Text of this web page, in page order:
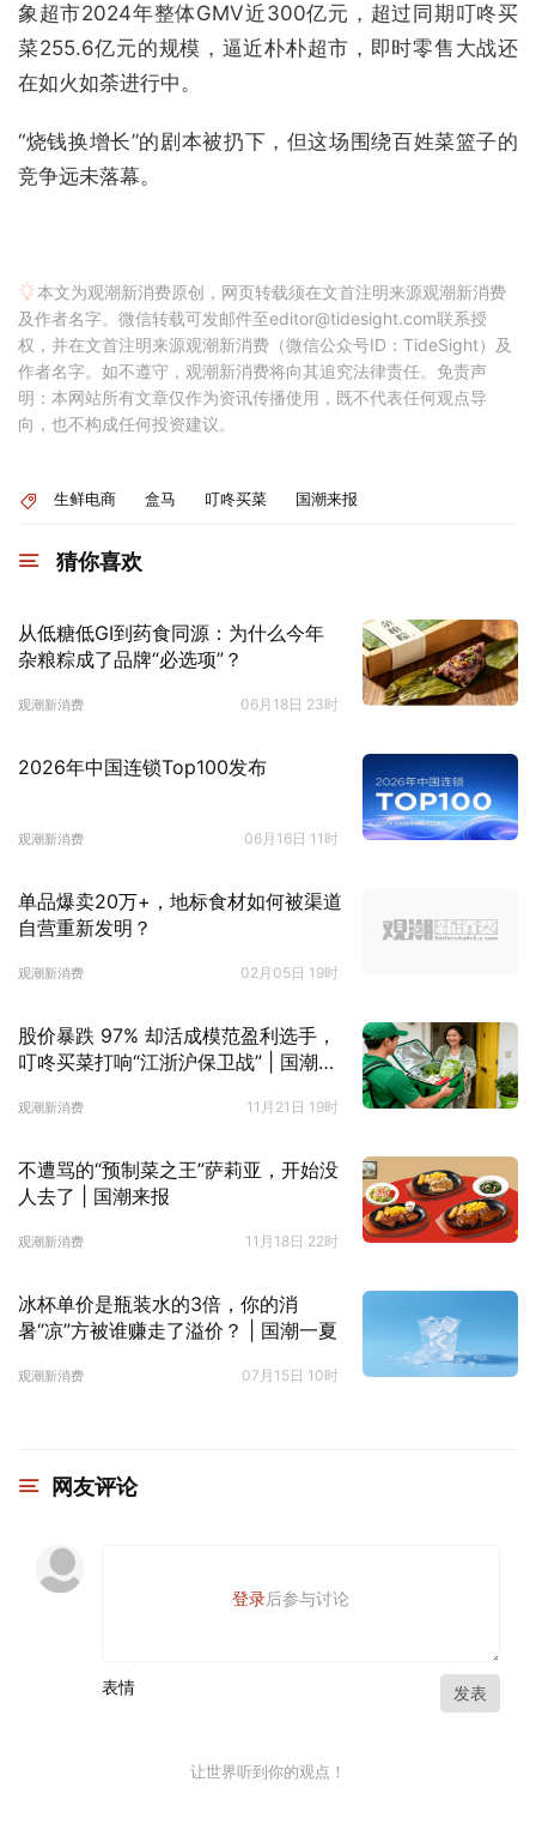
象超市2024年整体GMV近300亿元，超过同期叮咚买
菜255.6亿元的规模，逼近朴朴超市，即时零售大战还
在如火如荼进行中。
“烧钱换增长”的剧本被扔下，但这场围绕百姓菜篮子的
竞争远未落幕。
本文为观潮新消费原创，网页转载须在文首注明来源观潮新消费
及作者名字。微信转载可发邮件至editor@tidesight.com联系授
权，并在文首注明来源观潮新消费（微信公众号ID：TideSight）及
作者名字。如不遵守，观潮新消费将向其追究法律责任。免责声
明：本网站所有文章仅作为资讯传播使用，既不代表任何观点导
向，也不构成任何投资建议。
生鲜电商 盒马 叮咚买菜 国潮来报
猜你喜欢
从低糖低GI到药食同源：为什么今年
杂粮粽成了品牌“必选项”？
观潮新消费 06月18日 23时
2026年中国连锁Top100发布
观潮新消费 06月16日 11时
单品爆卖20万+，地标食材如何被渠道
自营重新发明？
观潮新消费 02月05日 19时
股价暴跌 97% 却活成模范盈利选手，
叮咚买菜打响“江浙沪保卫战” | 国潮来
观潮新消费 11月21日 19时
不遭骂的“预制菜之王”萨莉亚，开始没
人去了 | 国潮来报
观潮新消费 11月18日 22时
冰杯单价是瓶装水的3倍，你的消
暑“凉”方被谁赚走了溢价？ | 国潮一夏
观潮新消费 07月15日 10时
网友评论
登录后参与讨论
表情 发表
让世界听到你的观点！